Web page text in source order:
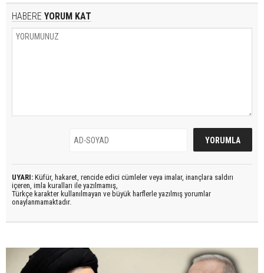
HABERE YORUM KAT
UYARI: Küfür, hakaret, rencide edici cümleler veya imalar, inançlara saldırı
içeren, imla kuralları ile yazılmamış,
Türkçe karakter kullanılmayan ve büyük harflerle yazılmış yorumlar
onaylanmamaktadır.